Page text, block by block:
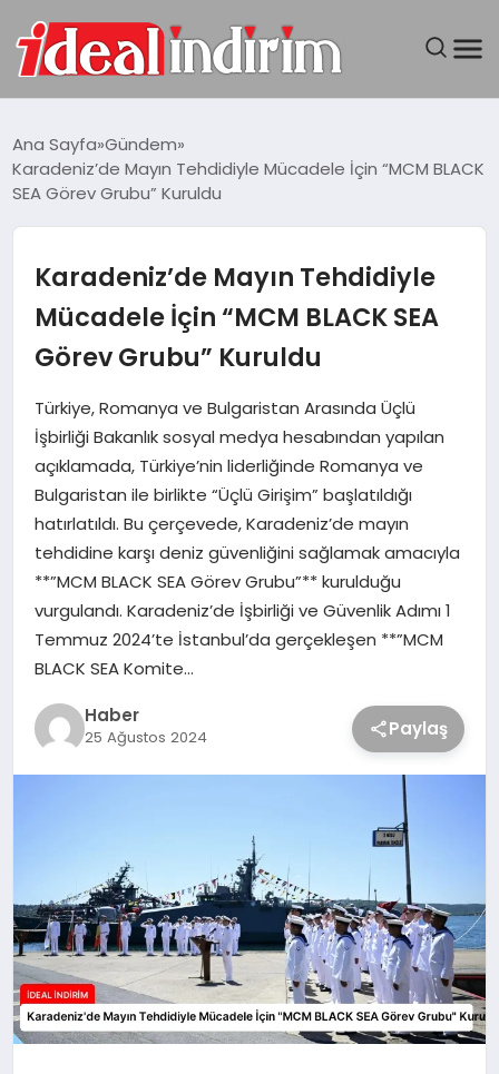
BILGISAYAR
TEKNOLOJI
YAŞAM
Ana Sayfa Gündem
Karadeniz’de Mayın Tehdidiyle Mücadele İçin “MCM BLACK
SEA Görev Grubu” Kuruldu
Karadeniz’de Mayın Tehdidiyle
Mücadele İçin “MCM BLACK SEA
Görev Grubu” Kuruldu
Türkiye, Romanya ve Bulgaristan Arasında Üçlü
İşbirliği Bakanlık sosyal medya hesabından yapılan
açıklamada, Türkiye’nin liderliğinde Romanya ve
Bulgaristan ile birlikte “Üçlü Girişim” başlatıldığı
hatırlatıldı. Bu çerçevede, Karadeniz’de mayın
tehdidine karşı deniz güvenliğini sağlamak amacıyla
**”MCM BLACK SEA Görev Grubu”** kurulduğu
vurgulandı. Karadeniz’de İşbirliği ve Güvenlik Adımı 1
Temmuz 2024’te İstanbul’da gerçekleşen **”MCM
BLACK SEA Komite…
Haber
25 Ağustos 2024 Paylaş